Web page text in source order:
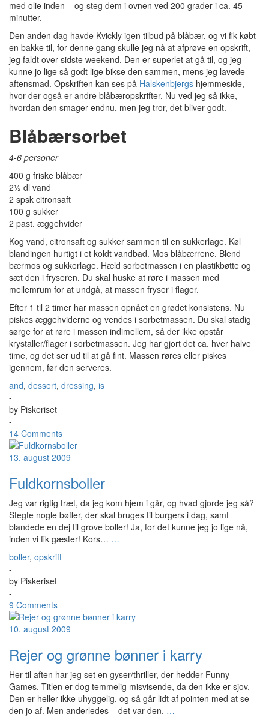
med olie inden – og steg dem i ovnen ved 200 grader i ca. 45
minutter.
Den anden dag havde Kvickly igen tilbud på blåbær, og vi fik købt
en bakke til, for denne gang skulle jeg nå at afprøve en opskrift,
jeg faldt over sidste weekend. Den er superlet at gå til, og jeg
kunne jo lige så godt lige bikse den sammen, mens jeg lavede
aftensmad. Opskriften kan ses på Halskenbjergs hjemmeside,
hvor der også er andre blåbæropskrifter. Nu ved jeg så ikke,
hvordan den smager endnu, men jeg tror, det bliver godt.
Blåbærsorbet
4-6 personer
400 g friske blåbær
2½ dl vand
2 spsk citronsaft
100 g sukker
2 past. æggehvider
Kog vand, citronsaft og sukker sammen til en sukkerlage. Køl
blandingen hurtigt i et koldt vandbad. Mos blåbærrene. Blend
bærmos og sukkerlage. Hæld sorbetmassen i en plastikbøtte og
sæt den i fryseren. Du skal huske at røre i massen med
mellemrum for at undgå, at massen fryser i flager.
Efter 1 til 2 timer har massen opnået en grødet konsistens. Nu
piskes æggehviderne og vendes i sorbetmassen. Du skal stadig
sørge for at røre i massen indimellem, så der ikke opstår
krystaller/flager i sorbetmassen. Jeg har gjort det ca. hver halve
time, og det ser ud til at gå fint. Massen røres eller piskes
igennem, før den serveres.
and, dessert, dressing, is
-
by Piskeriset
-
14 Comments
13. august 2009
Fuldkornsboller
Jeg var rigtig træt, da jeg kom hjem i går, og hvad gjorde jeg så?
Stegte nogle bøffer, der skal bruges til burgers i dag, samt
blandede en dej til grove boller! Ja, for det kunne jeg jo lige nå,
inden vi fik gæster! Kors… …
boller, opskrift
-
by Piskeriset
-
9 Comments
10. august 2009
Rejer og grønne bønner i karry
Her til aften har jeg set en gyser/thriller, der hedder Funny
Games. Titlen er dog temmelig misvisende, da den ikke er sjov.
Den er heller ikke uhyggelig, og så går lidt af pointen med at se
den jo af. Men anderledes – det var den. …